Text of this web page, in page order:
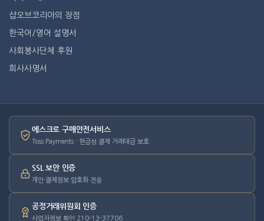
샵오브코리아의 장점
한국어/영어 설명서
사회봉사단체 후원
회사사명서
에스크로 구매안전서비스
Toss Payments · 현금성 결제 거래대금 보호
SSL 보안 인증
개인·결제정보 암호화 전송
공정거래위원회 인증
사업자정보 확인 210-13-37706